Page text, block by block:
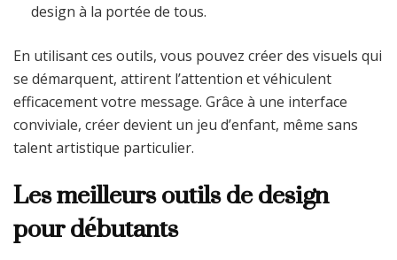
design à la portée de tous.
En utilisant ces outils, vous pouvez créer des visuels qui
se démarquent, attirent l’attention et véhiculent
efficacement votre message. Grâce à une interface
conviviale, créer devient un jeu d’enfant, même sans
talent artistique particulier.
Les meilleurs outils de design
pour débutants